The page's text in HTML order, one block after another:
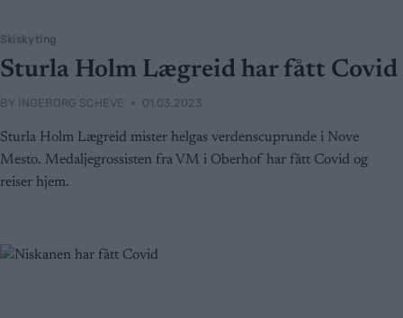
Skiskyting
Sturla Holm Lægreid har fått Covid
BY INGEBORG SCHEVE 01.03.2023
Sturla Holm Lægreid mister helgas verdenscuprunde i Nove
Mesto. Medaljegrossisten fra VM i Oberhof har fått Covid og
reiser hjem.